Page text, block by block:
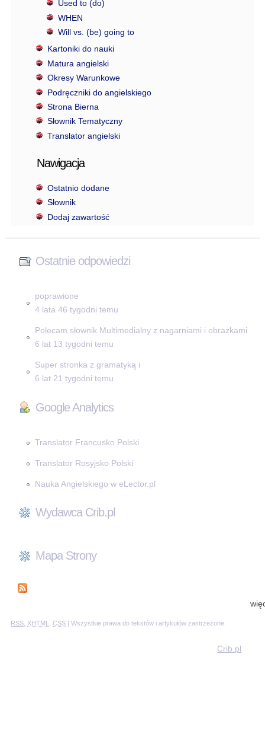
Used to (do)
WHEN
Will vs. (be) going to
Kartoniki do nauki
Matura angielski
Okresy Warunkowe
Podręczniki do angielskiego
Strona Bierna
Słownik Tematyczny
Translator angielski
Nawigacja
Ostatnio dodane
Słownik
Dodaj zawartość
Ostatnie odpowiedzi
poprawione
4 lata 46 tygodni temu
Polecam słownik Multimedialny z nagarniami i obrazkami
6 lat 13 tygodni temu
Super stronka z gramatyką i
6 lat 21 tygodni temu
Google Analytics
Translator Francusko Polski
Translator Rosyjsko Polski
Nauka Angielskiego w eLector.pl
Wydawca Crib.pl
Mapa Strony
RSS XHTML CSS | Wszystkie prawa do tekstów i artykułów zastrzeżone.
Crib.pl